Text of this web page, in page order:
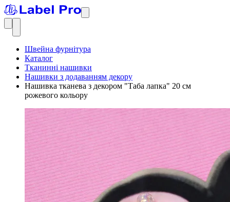
Швейна фурнітура
Каталог
Тканинні нашивки
Нашивки з додаванням декору
Нашивка тканева з декором "Таба лапка" 20 см
рожевого кольору